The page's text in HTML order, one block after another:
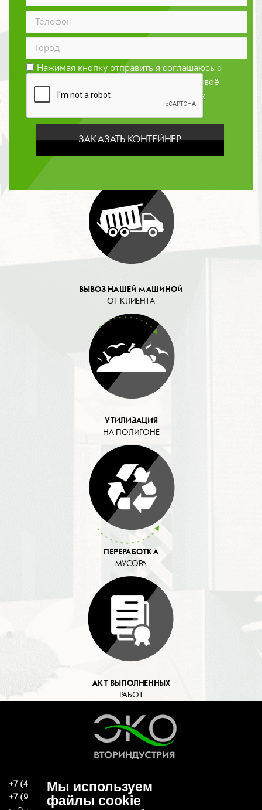
Мы используем
файлы cookie
ВЫВОЗ НАШЕЙ МАШИНОЙ
ОТ КЛИЕНТА
УТИЛИЗАЦИЯ
НА ПОЛИГОНЕ
ПЕРЕРАБОТКА
МУСОРА
АКТ ВЫПОЛНЕННЫХ
РАБОТ
Нажимая кнопку отправить я соглашаюсь с
и даю своё
согласие на обработку персональных
ЗАКАЗАТЬ КОНТЕЙНЕР
ekoind93@yandex.ru
+7 (496) 570-37-15
+7 (919) 776-04-79